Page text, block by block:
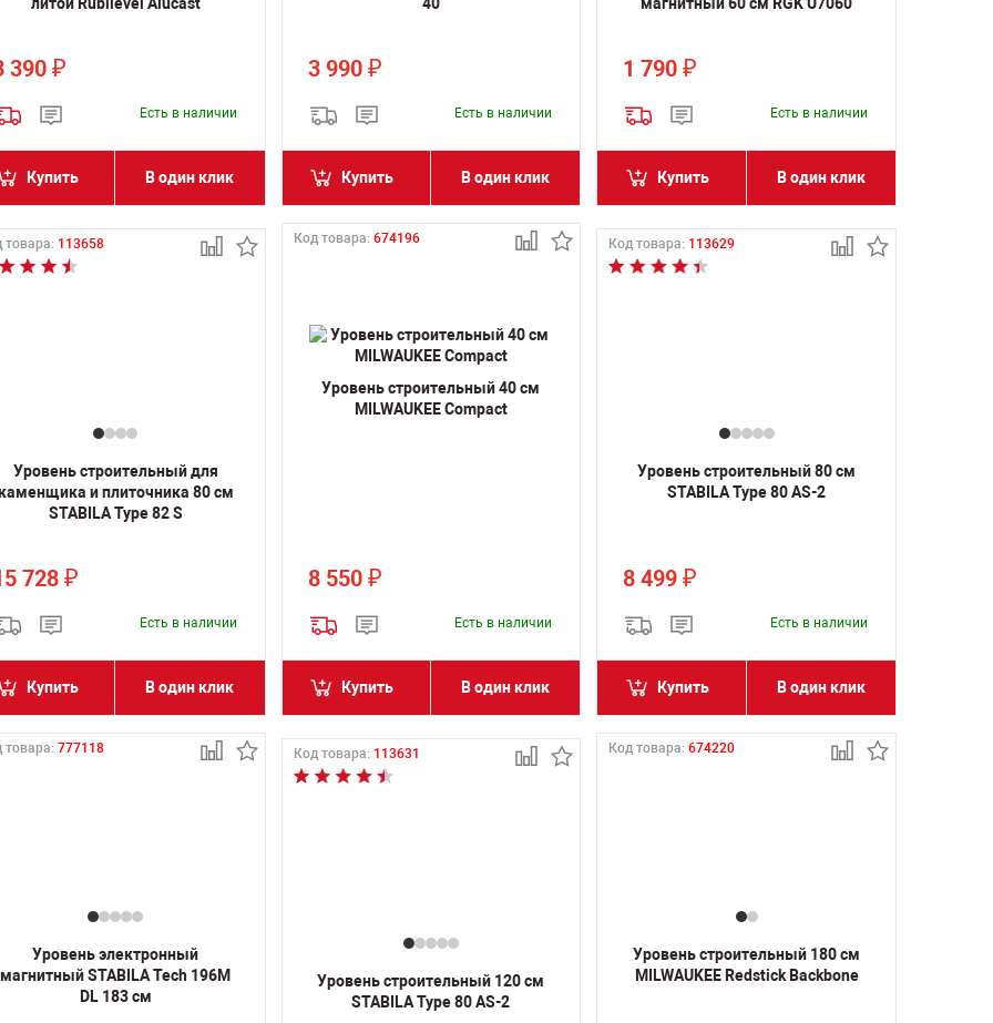
390 ₽
Есть в наличии
Купить В один клик
3 990 ₽
Есть в наличии
Купить В один клик
1 790₽
Есть в наличии
Купить В один клик
товара: 113658
Уровень строительный для
и плиточника 80 см
STABILA Type 82 S
728 ₽
Есть в наличии
Купить В один клик
Код товара: 674196
Уровень строительный 40 см
MILWAUKEE Compact
8 550 ₽
Есть в наличии
Купить В один клик
Код товара: 113629
Уровень строительный 80 см
STABILA Type 80 AS-2
8 499₽
Есть в наличии
Купить В один клик
товара: 777118
Уровень электронный
магнитный STABILA Tech 196M
DL 183 см
Код товара: 113631
Уровень строительный 120 см
STABILA Type 80 AS-2
Код товара:674220
Уровень строительный 180 см
MILWAUKEE Redstick Backbone